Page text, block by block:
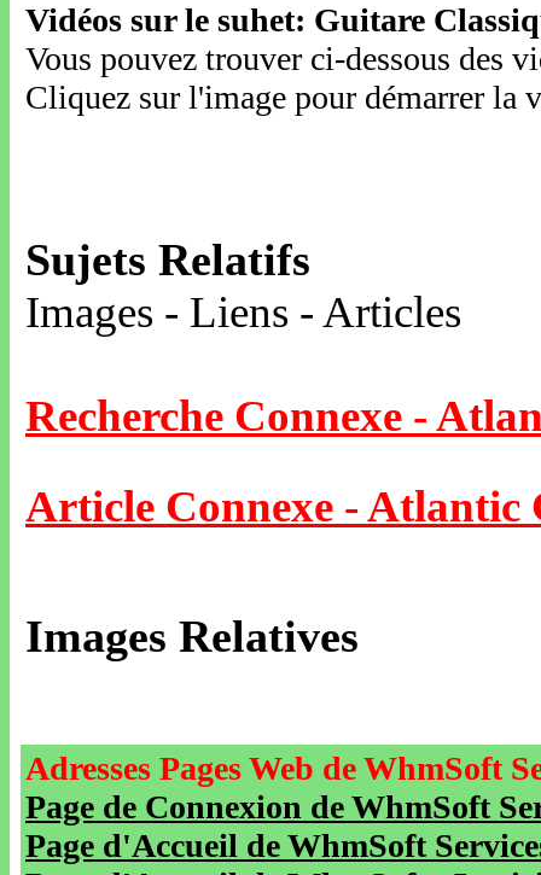
Vidéos sur le suhet: Guitare
Vous pouvez trouver ci-dessous des
Cliquez sur l'image pour démarrer la
Sujets Relatifs
Images - Liens - Articles
Recherche Connexe -
Article Connexe - Atlantic
Images Relatives
Adresses Pages Web de WhmSoft
Page de Connexion de WhmSoft
Page d'Accueil de WhmSoft